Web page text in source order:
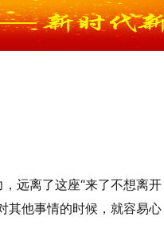
远离了这座“来了不想离开
其他事情的时候，就容易心